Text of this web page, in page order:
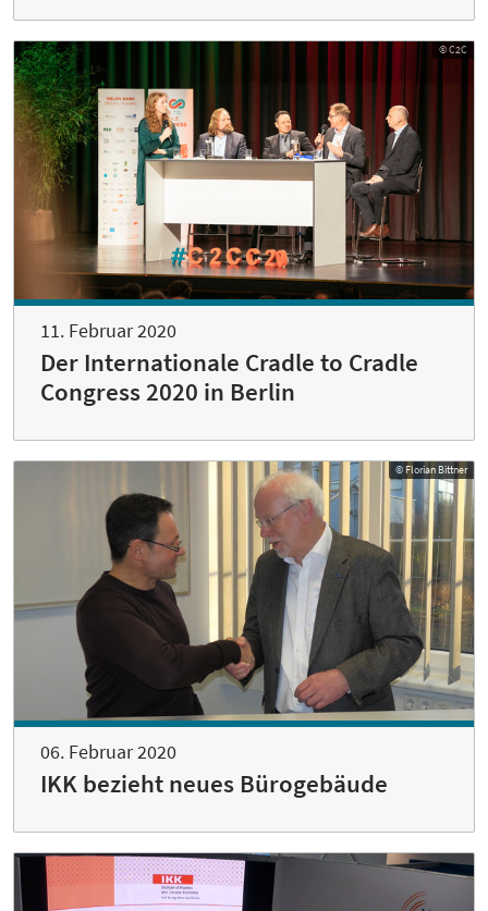
© C2C
11. Februar 2020
Der Internationale Cradle to Cradle
Congress 2020 in Berlin
© Florian Bittner
06. Februar 2020
IKK bezieht neues Bürogebäude